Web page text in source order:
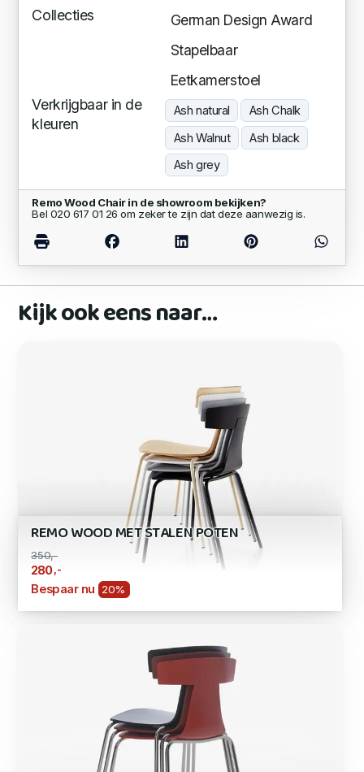
Collecties
German Design Award
Stapelbaar
Eetkamerstoel
Verkrijgbaar in de
kleuren
Ash natural
Ash Chalk
Ash Walnut
Ash black
Ash grey
Remo Wood Chair in de showroom bekijken?
Bel 020 617 01 26 om zeker te zijn dat deze aanwezig is.
Kijk ook eens naar…
REMO WOOD MET STALEN POTEN
350,-
280 ,-
Bespaar nu 20%